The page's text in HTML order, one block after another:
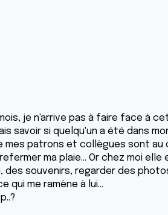
je n'arrive pas à faire face à
savoir si quelqu'un a été dans
mes patrons et collègues sont au
ma plaie... Or chez moi
des souvenirs, regarder des
me ramène à lui...